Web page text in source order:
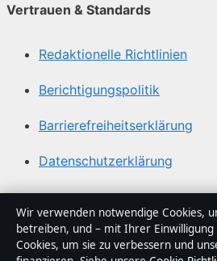
Vertrauen & Standards
Redaktionelle Richtlinien
Berichtigungspolitik
Barrierefreiheitserklärung
Datenschutzerklärung
Über Sachstruktur in Kürze
Sachstruktur ist ein
Wir verwenden notwendige Cookies,
betreiben, und – mit Ihrer Einwilligung
Cookies, um sie zu verbessern und